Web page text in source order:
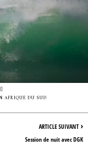
AFRIQUE DU SUD
ARTICLE SUIVANT ›
Session de nuit avec DGK